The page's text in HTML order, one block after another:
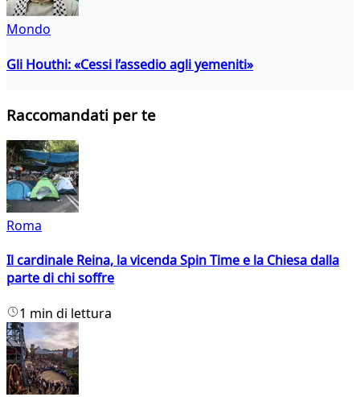
Mondo
Gli Houthi: «Cessi l’assedio agli yemeniti»
Raccomandati per te
Roma
Il cardinale Reina, la vicenda Spin Time e la Chiesa dalla
parte di chi soffre
1 min di lettura